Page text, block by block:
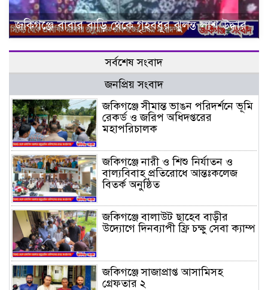
জকিগঞ্জে বাবার বাড়ি থেকে গৃহবধূর ঝুলন্ত লাশ উদ্ধার
সর্বশেষ সংবাদ
জনপ্রিয় সংবাদ
জকিগঞ্জে সীমান্ত ভাঙন পরিদর্শনে ভূমি
রেকর্ড ও জরিপ অধিদপ্তরের
মহাপরিচালক
জকিগঞ্জে নারী ও শিশু নির্যাতন ও
বাল্যবিবাহ প্রতিরোধে আন্তঃকলেজ
বিতর্ক অনুষ্ঠিত
জকিগঞ্জে বালাউট ছাহেব বাড়ীর
উদ্যোগে দিনব্যাপী ফ্রি চক্ষু সেবা ক্যাম্প
জকিগঞ্জে সাজাপ্রাপ্ত আসামিসহ
গ্রেফতার ২